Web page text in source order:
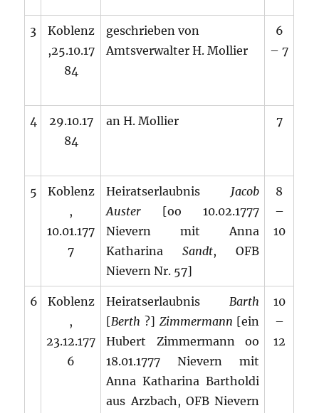
3
Koblenz
,25.10.17
84
geschrieben von
Amtsverwalter H. Mollier
6
– 7
4
29.10.17
84
an H. Mollier 7
5
Koblenz
,
10.01.177
7
Heiratserlaubnis Jacob
Auster [oo 10.02.1777
Nievern mit Anna
KatharinaSandt, OFB
Nievern Nr. 57]
8
–
10
6
Koblenz
,
23.12.177
6
HeiratserlaubnisBarth
[Berth ?] Zimmermann [ein
Hubert Zimmermann oo
18.01.1777 Nievern mit
Anna Katharina Bartholdi
aus Arzbach, OFB Nievern
10
–
12